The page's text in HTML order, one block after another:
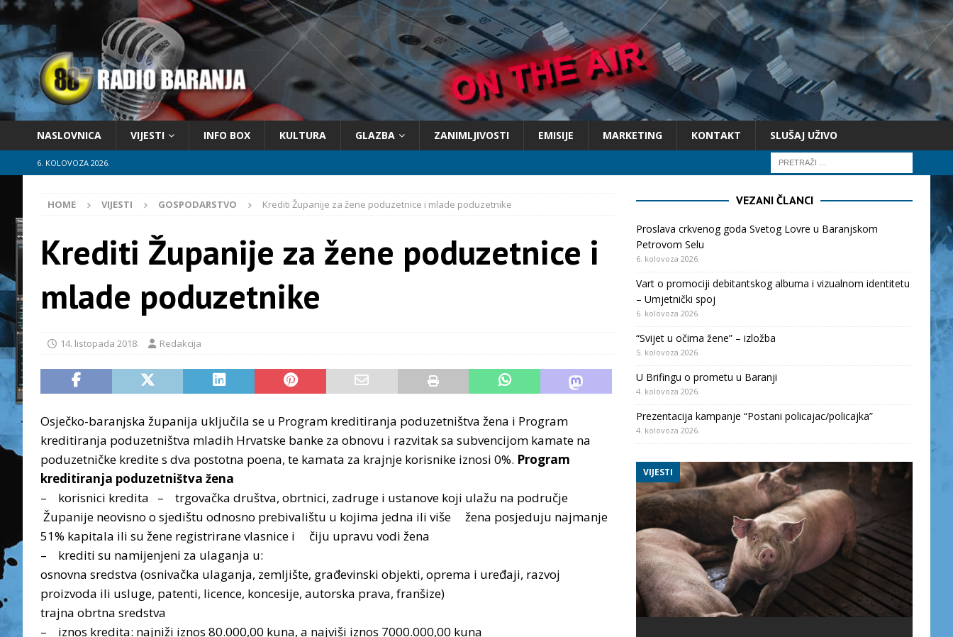
NASLOVNICA VIJESTI INFO BOX KULTURA GLAZBA ZANIMLJIVOSTI EMISIJE MARKETING KONTAKT SLUŠAJ UŽIVO
6. KOLOVOZA 2026.
HOME VIJESTI GOSPODARSTVO Krediti Županije za žene poduzetnice i mlade poduzetnike
Krediti Županije za žene poduzetnice i
mlade poduzetnike
14. listopada 2018. Redakcija
Osječko-baranjska županija uključila se u Program kreditiranja poduzetništva žena i Program
kreditiranja poduzetništva mladih Hrvatske banke za obnovu i razvitak sa subvencijom kamate na
poduzetničke kredite s dva postotna poena, te kamata za krajnje korisnike iznosi 0%. Program
kreditiranja poduzetništva žena
– korisnici kredita – trgovačka društva, obrtnici, zadruge i ustanove koji ulažu na područje
Županije neovisno o sjedištu odnosno prebivalištu u kojima jedna ili više žena posjeduju najmanje
51% kapitala ili su žene registrirane vlasnice i čiju upravu vodi žena
– krediti su namijenjeni za ulaganja u:
osnovna sredstva (osnivačka ulaganja, zemljište, građevinski objekti, oprema i uređaji, razvoj
proizvoda ili usluge, patenti, licence, koncesije, autorska prava, franšize)
trajna obrtna sredstva
– iznos kredita: najniži iznos 80.000,00 kuna, a najviši iznos 7000.000,00 kuna
VEZANI ČLANCI
Proslava crkvenog goda Svetog Lovre u Baranjskom
Petrovom Selu
6. kolovoza 2026.
Vart o promociji debitantskog albuma i vizualnom identitetu
– Umjetnički spoj
6. kolovoza 2026.
“Svijet u očima žene” – izložba
5. kolovoza 2026.
U Brifingu o prometu u Baranji
4. kolovoza 2026.
Prezentacija kampanje “Postani policajac/policajka”
4. kolovoza 2026.
VIJESTI